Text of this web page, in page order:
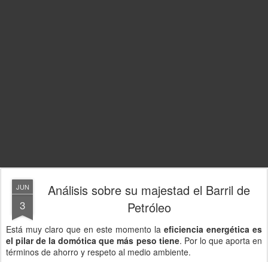
JUN
3
Análisis sobre su majestad el Barril de
Petróleo
Está muy claro que en este momento la eficiencia energética es
el pilar de la domótica que más peso tiene. Por lo que aporta en
términos de ahorro y respeto al medio ambiente.